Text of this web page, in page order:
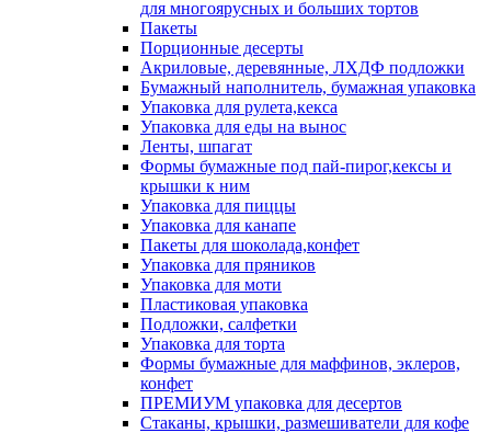
для многоярусных и больших тортов
Пакеты
Порционные десерты
Акриловые, деревянные, ЛХДФ подложки
Бумажный наполнитель, бумажная упаковка
Упаковка для рулета,кекса
Упаковка для еды на вынос
Ленты, шпагат
Формы бумажные под пай-пирог,кексы и
крышки к ним
Упаковка для пиццы
Упаковка для канапе
Пакеты для шоколада,конфет
Упаковка для пряников
Упаковка для моти
Пластиковая упаковка
Подложки, салфетки
Упаковка для торта
Формы бумажные для маффинов, эклеров,
конфет
ПРЕМИУМ упаковка для десертов
Стаканы, крышки, размешиватели для кофе